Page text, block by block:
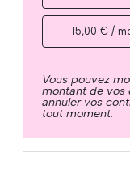
15,00 € /
Vous pouvez
montant de vos
annuler vos
tout moment.